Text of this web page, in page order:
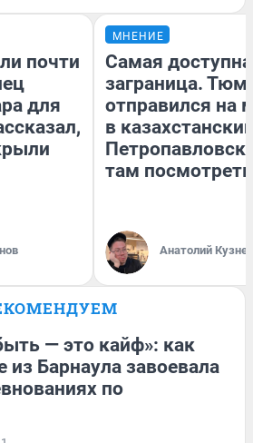
почти
для
МНЕНИЕ
Самая
заграница.
отправился на
в
там посмотреть
Анатолий
— это кайф»: как
из Барнаула завоевала
по